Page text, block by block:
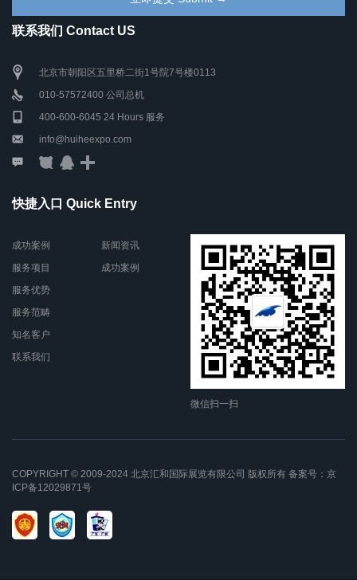
联系我们 Contact US
北京市朝阳区五里桥二街1号院7号楼0113
010-57572400 公司总机
400-600-6045 24 Hours 服务
info@huiheexpo.com
快捷入口 Quick Entry
成功案例
服务项目
服务优势
服务范畴
知名客户
联系我们
新闻资讯
成功案例
微信扫一扫
COPYRIGHT © 2009-2024 北京汇和国际展览有限公司 版权所有 备案号： 京
ICP备12029871号